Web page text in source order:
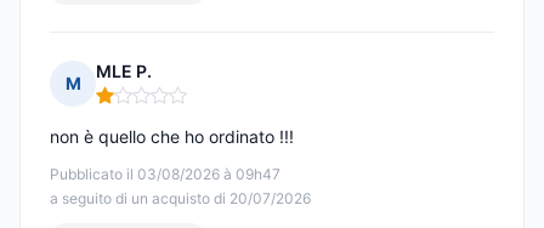
M
MLE P.
Nota: 1 su 5
Pubblicato il 03/08/2026 à 09h47
a seguito di un acquisto di 20/07/2026
non è quello che ho ordinato !!!